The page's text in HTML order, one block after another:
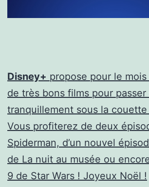
Disney+ propose pour le
de très bons films pour
tranquillement sous la
Vous profiterez de deux
Spiderman, d’un nouvel
de La nuit au musée ou
9 de Star Wars ! Joyeux Noël !